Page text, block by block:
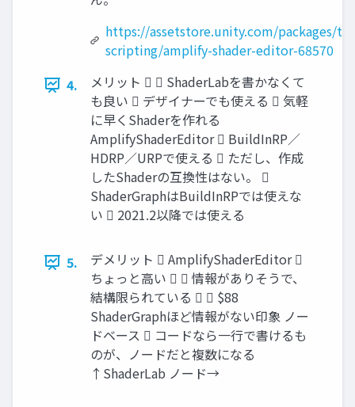
https://assetstore.unity.com/packages/
scripting/amplify-shader-editor-68570
4.
メリット   ShaderLabを書かなくて
も良い  デザイナーでも使える  気軽
に早くShaderを作れる
AmplifyShaderEditor  BuildInRP／
HDRP／URPで使える  ただし、作成
したShaderの互換性はない。 
ShaderGraphはBuildInRPでは使えな
い  2021.2以降では使える
5.
デメリット  AmplifyShaderEditor 
ちょっと高い   情報がありそうで、
結構限られている   $88
ShaderGraphほど情報がない印象 ノー
ドベース  コードなら一行で書けるも
のが、ノードだと複数になる
↑ShaderLab ノード→